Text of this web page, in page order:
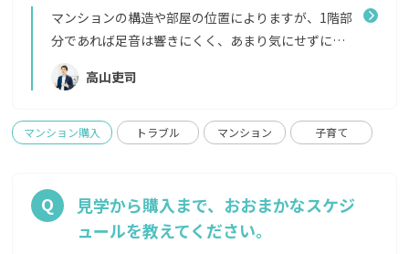
などにライフプランから資金計画を相談するとよい
でしょう。
マンションの構造や部屋の位置によりますが、1階部
分であれば足音は響きにくく、あまり気にせずに子
どもを遊ばせられるでしょう。 とはいえ、音は壁伝
いにも響くことがあります。子どもの遊び場となる共
用することで日中気兼ねなく走り回ることも可能で
などで天井コンクリートあらわしにすると、見栄えは
とてもよいのですが、階を隔てる空間がなくなる
分、上下階の音が聞こえやすくなることがあります。
高山吏司
マンション購入 トラブル マンション 子育て
見学から購入まで、おおまかなスケジ
ュールを教えてください。